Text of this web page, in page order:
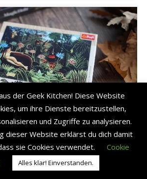
Kunst
Gemütliche Hobbies:
Puzzle – Gedanken über
der Geek Kitchen! Diese Website
um ihre Dienste bereitzustellen,
und Zugriffe zu analysieren.
dieser Website erklärst du dich damit
sie Cookies verwendet.
Cookie
Alles klar! Einverstanden.